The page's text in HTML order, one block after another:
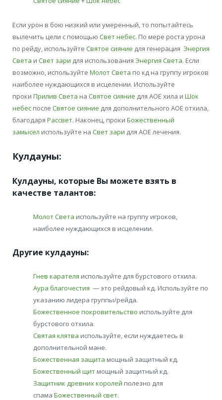
Если урон в бою низкий или умеренный, то попытайтесь
вылечить цели с помощью Свет небес. По мере роста урона
по рейду, используйте Святое сияние для генерация Энергия
Света и Свет зари для использования Энергия Света. Если
возможно, используйте Молот Света по кд на группу игроков
наиболее нуждающихся в исцелении. Используйте
проки Прилив Света на Святое сияние для АОЕ хила и Шок
небес после Святое сияние для дополнительного АОЕ отхила,
благодаря Рассвет. Наконец, проки Божественный
замысел используйте на Свет зари для АОЕ лечения.
Кулдауны:
Кулдауны, которые Вы можете взять в
качестве талантов:
Молот Света используйте на группу игроков,
наиболее нуждающихся в исцелении.
Другие кулдауны:
Гнев карателя используйте для бурстового отхила.
Аура благочестия — это рейдовый кд. Используйте по
указанию лидера группы/рейда.
Божественное покровительство используйте для
бурстового отхила.
Святая клятва используйте, если нуждаетесь в
дополнительной мане.
Божественная защита мощный защитный кд.
Божественный щит мощный защитный кд.
Защитник древних королей полезно для
спама Божественный свет.